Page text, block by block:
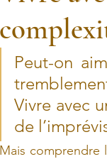
Peut-on
Vivre avec
de
Mais comprendre